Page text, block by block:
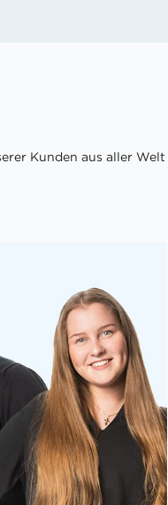
Kunden aus aller Welt